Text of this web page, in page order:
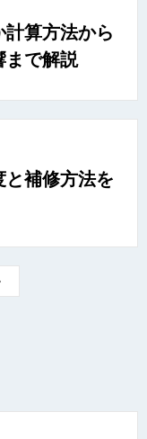
算方法から
まで解説
と補修方法を